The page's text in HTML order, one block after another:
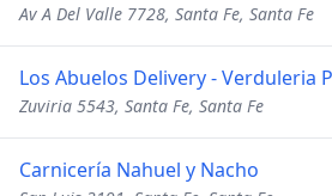
Av A Del Valle 7728, Santa Fe, Santa Fe
Zuviria 5543, Santa Fe, Santa Fe
Carnicería Nahuel y Nacho